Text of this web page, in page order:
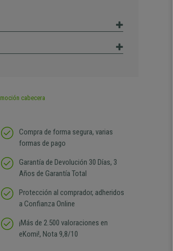
de
el envío ha
Si estoy contento
Excelente relacion
calidad precio Plazo de
Compra de forma segura, varias
formas de pago
Garantía de Devolución 30 Días, 3
Años de Garantía Total
Protección al comprador, adheridos
a Confianza Online
¡Más de 2.500 valoraciones en
eKomi!, Nota 9,8/10